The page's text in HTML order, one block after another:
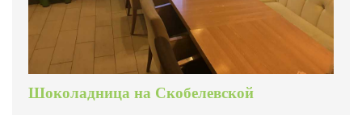
Шоколадница на Скобелевской